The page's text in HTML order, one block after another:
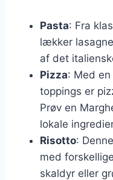
Pasta: Fra
lækker
af det
Pizza: Med
toppings er
Prøv en
lokale
Risotto:
med
skaldyr eller